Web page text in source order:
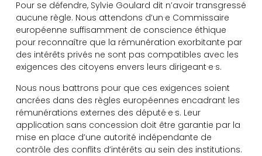
Pour se défendre, Sylvie Goulard dit n’avoir transgressé
aucune règle. Nous attendons d’un·e Commissaire
européenne suffisamment de conscience éthique
pour reconnaître que la rémunération exorbitante par
des intérêts privés ne sont pas compatibles avec les
exigences des citoyens envers leurs dirigeant·e·s.
Nous nous battrons pour que ces exigences soient
ancrées dans des règles européennes encadrant les
rémunérations externes des député·e·s. Leur
application sans concession doit être garantie par la
mise en place d’une autorité indépendante de
contrôle des conflits d’intérêts au sein des institutions.